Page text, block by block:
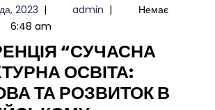
202324
Листопада,
| admin admin
|
Немає
6:48 am
“СУЧАСНА
ОСВІТА:
ТА РОЗВИТОК В